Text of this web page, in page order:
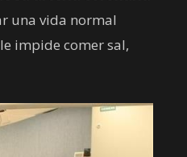
una vida normal
impide comer sal,